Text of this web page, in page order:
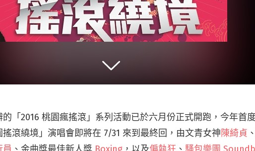
「2016 桃園瘋搖滾」系列活動已於六月份正式開跑，今年首
滾繞境」演唱會即將在 7/31 來到最終回，由文青女神陳綺貞